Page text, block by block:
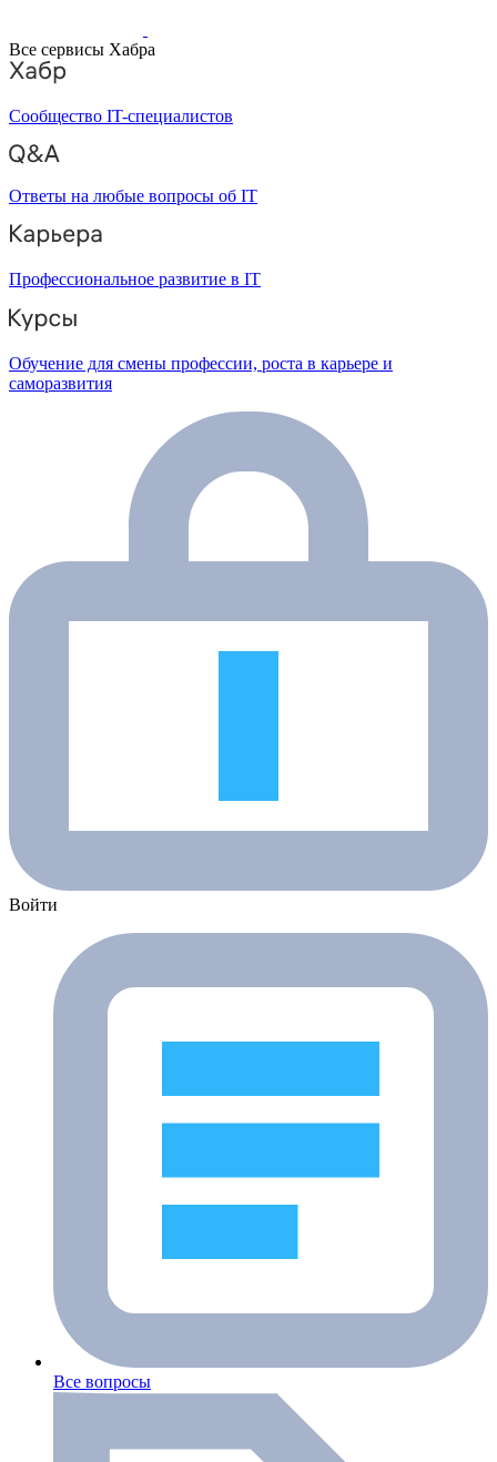
Все сервисы Хабра
Сообщество IT-специалистов
Ответы на любые вопросы об IT
Профессиональное развитие в IT
Обучение для смены профессии, роста в карьере и
саморазвития
Войти
Все вопросы